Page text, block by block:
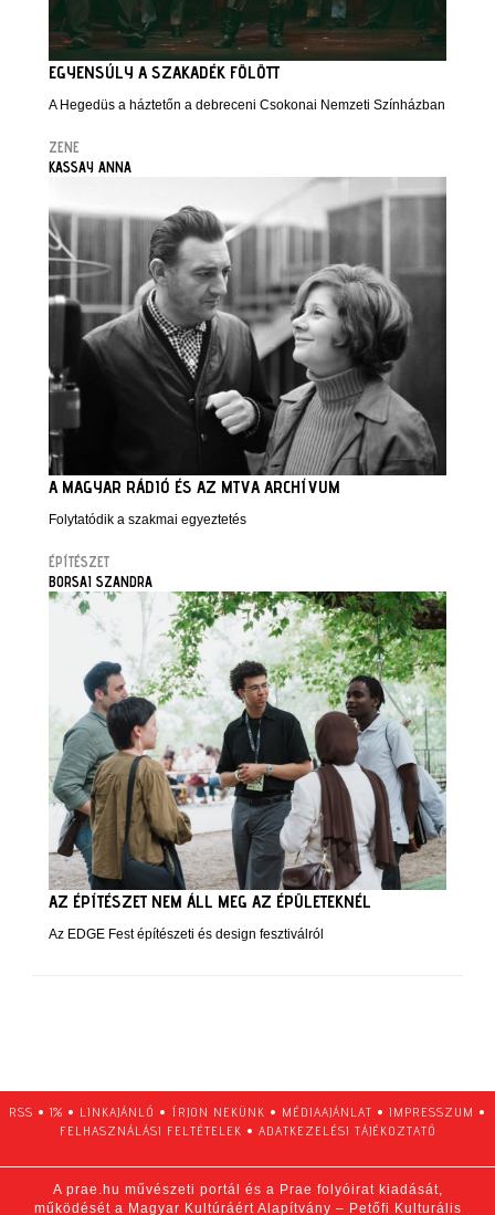
EGYENSÚLY A SZAKADÉK FÖLÖTT
A Hegedüs a háztetőn a debreceni Csokonai Nemzeti Színházban
ZENE
KASSAY ANNA
A MAGYAR RÁDIÓ ÉS AZ MTVA ARCHÍVUM
Folytatódik a szakmai egyeztetés
ÉPÍTÉSZET
BORSAI SZANDRA
AZ ÉPÍTÉSZET NEM ÁLL MEG AZ ÉPÜLETEKNÉL
Az EDGE Fest építészeti és design fesztiválról
RSS • 1% • LINKAJÁNLÓ • ÍRJON NEKÜNK • MÉDIAAJÁNLAT • IMPRESSZUM •
FELHASZNÁLÁSI FELTÉTELEK • ADATKEZELÉSI TÁJÉKOZTATÓ
A prae.hu művészeti portál és a Prae folyóirat kiadását,
működését a Magyar Kultúráért Alapítvány – Petőfi Kulturális